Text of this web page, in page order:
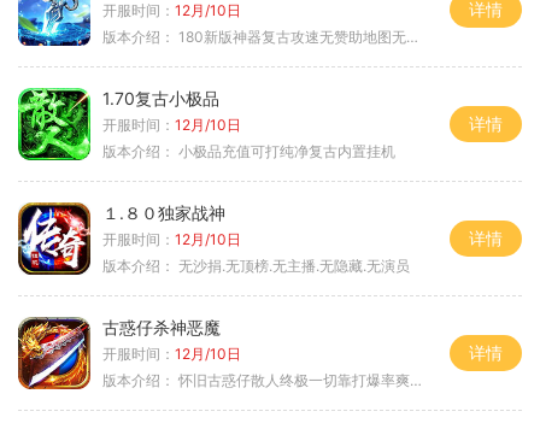
开服时间： 12月/10日
版本介绍： 180新版神器复古攻速无赞助地图无排行
详情
1.70复古小极品
开服时间： 12月/10日
版本介绍： 小极品充值可打纯净复古内置挂机
详情
１.８０独家战神
开服时间： 12月/10日
版本介绍： 无沙捐.无顶榜.无主播.无隐藏.无演员
详情
古惑仔杀神恶魔
开服时间： 12月/10日
版本介绍： 怀旧古惑仔散人终极一切靠打爆率爽翻天
详情